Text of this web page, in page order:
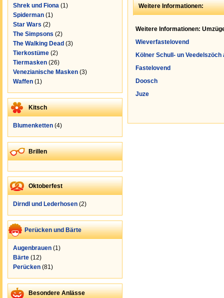
Shrek und Fiona (1)
Spiderman (1)
Star Wars (2)
The Simpsons (2)
The Walking Dead (3)
Tierkostüme (2)
Tiermasken (26)
Venezianische Masken (3)
Waffen (1)
Kitsch
Blumenketten (4)
Brillen
Oktoberfest
Dirndl und Lederhosen (2)
Perücken und Bärte
Augenbrauen (1)
Bärte (12)
Perücken (81)
Besondere Anlässe
Weitere Informationen:
Weitere Informationen:
Wieverfastelovend
Kölner Schull- un
Fastelovend
Doosch
Juze